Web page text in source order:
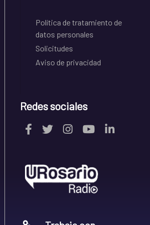
Política de tratamiento de
datos personales
Solicitudes
Aviso de privacidad
Redes sociales